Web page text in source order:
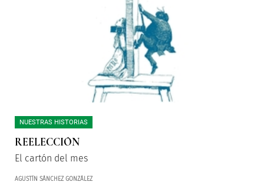
NUESTRAS HISTORIAS
REELECCIÓN
El cartón del mes
AGUSTÍN SÁNCHEZ GONZÁLEZ